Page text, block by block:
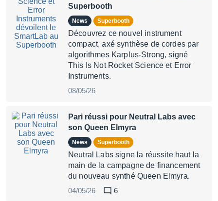
Superbooth
News Superbooth
Découvrez ce nouvel instrument
compact, axé synthèse de cordes par
algorithmes Karplus-Strong, signé
This Is Not Rocket Science et Error
Instruments.
08/05/26
Pari réussi pour Neutral Labs avec
son Queen Elmyra
News Superbooth
Neutral Labs signe la réussite haut la
main de la campagne de financement
du nouveau synthé Queen Elmyra.
04/05/26
6